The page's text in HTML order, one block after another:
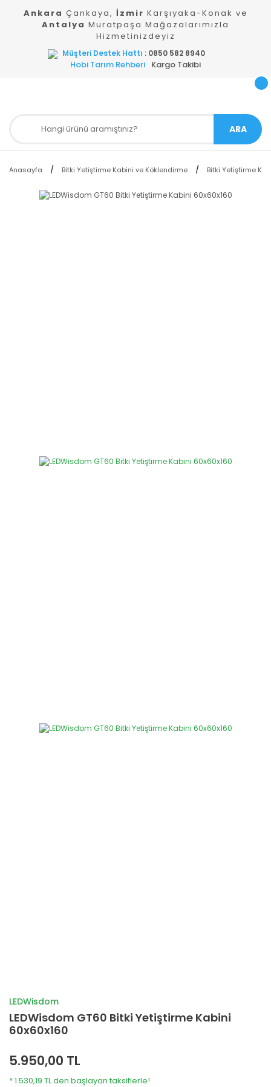
Ankara Çankaya, İzmir Karşıyaka-Konak ve
Antalya Muratpaşa Mağazalarımızla
Hizmetinizdeyiz
Müşteri Destek Hattı : 0850 582 8940
Hobi Tarım Rehberi Kargo Takibi
ARA
Anasayfa Bitki Yetiştirme Kabini ve Köklendirme Bitki Yetiştirme
LEDWisdom
LEDWisdom GT60 Bitki Yetiştirme Kabini
60x60x160
5.950,00 TL
* 1.530,19 TL den başlayan taksitlerle!